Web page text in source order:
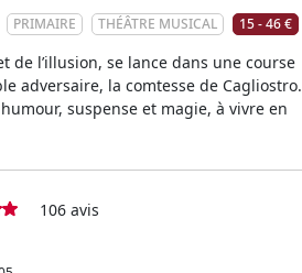
PRIMAIRE THÉÂTRE MUSICAL 15 - 46 €
l’illusion, se lance dans une course
adversaire, la comtesse de Cagliostro.
suspense et magie, à vivre en
106 avis